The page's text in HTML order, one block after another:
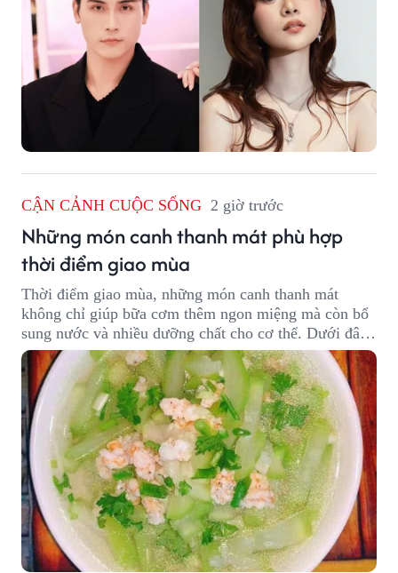
CẬN CẢNH CUỘC SỐNG 2 giờ trước
Những món canh thanh mát phù hợp
thời điểm giao mùa
Thời điểm giao mùa, những món canh thanh mát
không chỉ giúp bữa cơm thêm ngon miệng mà còn bổ
sung nước và nhiều dưỡng chất cho cơ thể. Dưới đây
là một số món canh đơn giản, dễ nấu, phù hợp cho cả
gia đình.